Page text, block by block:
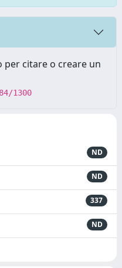
citare o creare un
1300
ND
ND
337
ND